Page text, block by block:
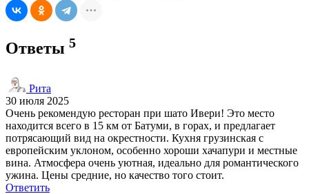
Ответы 5
Рита
30 июля 2025
Очень рекомендую ресторан при шато Ивери! Это место
находится всего в 15 км от Батуми, в горах, и предлагает
потрясающий вид на окрестности. Кухня грузинская с
европейским уклоном, особенно хороши хачапури и местные
вина. Атмосфера очень уютная, идеально для романтического
ужина. Цены средние, но качество того стоит.
Ответить